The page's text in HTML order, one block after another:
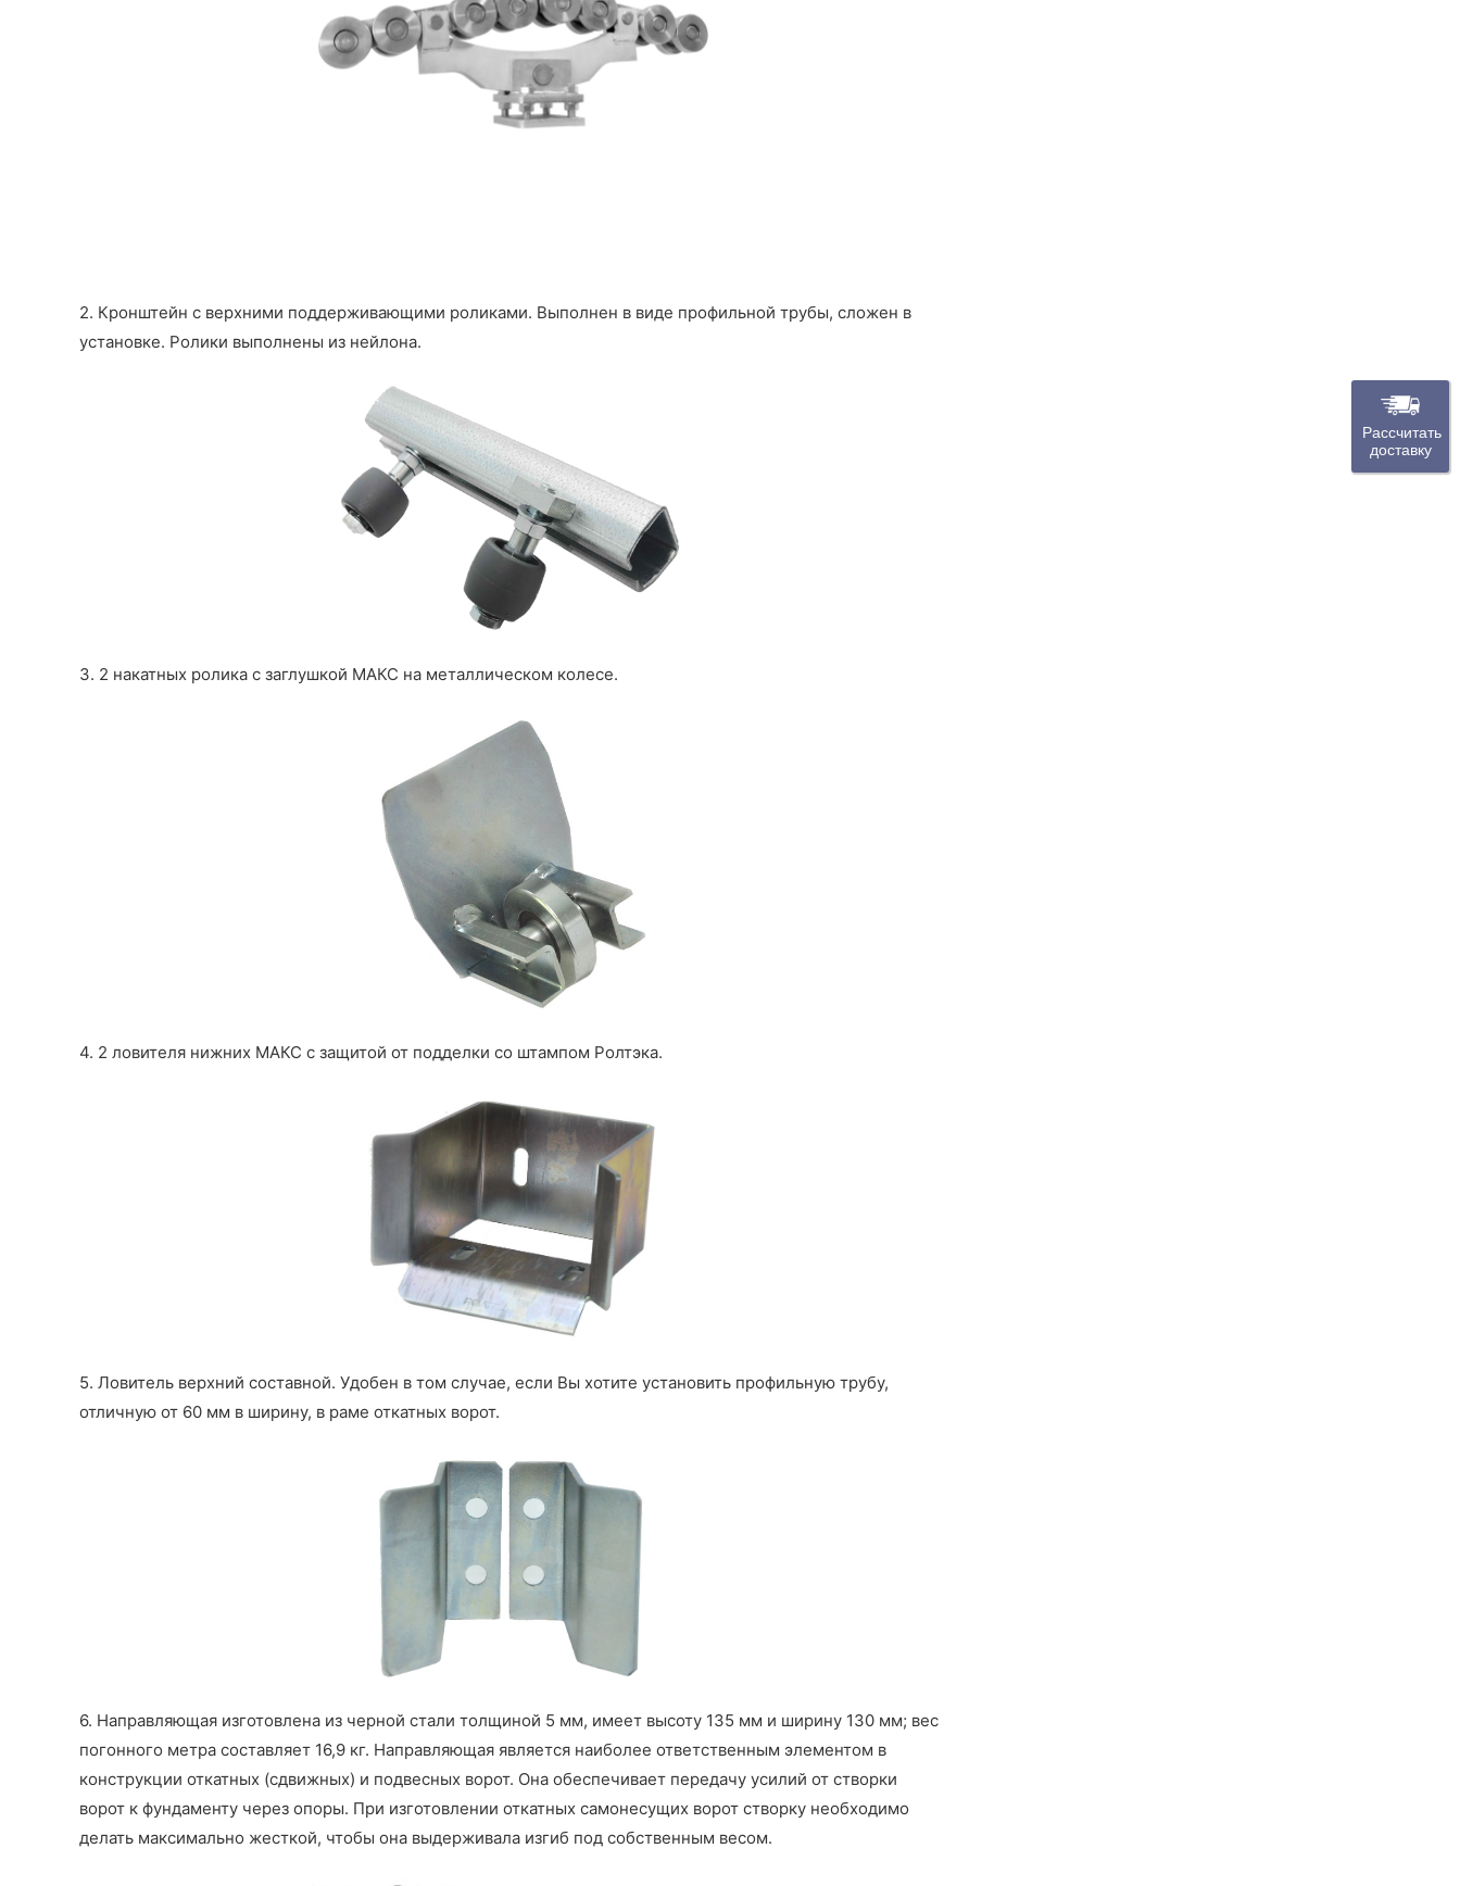
2. Кронштейн с верхними поддерживающими роликами. Выполнен в виде профильной трубы, сложен в
установке. Ролики выполнены из нейлона.
3. 2 накатных ролика с заглушкой МАКС на металлическом колесе.
4. 2 ловителя нижних МАКС с защитой от подделки со штампом Ролтэка.
5. Ловитель верхний составной. Удобен в том случае, если Вы хотите установить профильную трубу,
отличную от 60 мм в ширину, в раме откатных ворот.
6. Направляющая изготовлена из черной стали толщиной 5 мм, имеет высоту 135 мм и ширину 130 мм; вес
погонного метра составляет 16,9 кг. Направляющая является наиболее ответственным элементом в
конструкции откатных (сдвижных) и подвесных ворот. Она обеспечивает передачу усилий от створки
ворот к фундаменту через опоры. При изготовлении откатных самонесущих ворот створку необходимо
делать максимально жесткой, чтобы она выдерживала изгиб под собственным весом.
Рассчитать
доставку